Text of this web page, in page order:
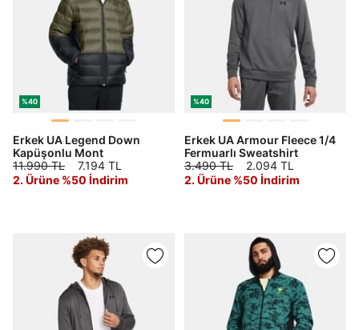
%40
Erkek UA Legend Down
Kapüşonlu Mont
11.990 TL
7.194 TL
2. Ürüne %50 İndirim
%40
Erkek UA Armour Fleece 1/4
Fermuarlı Sweatshirt
3.490 TL
2.094 TL
2. Ürüne %50 İndirim